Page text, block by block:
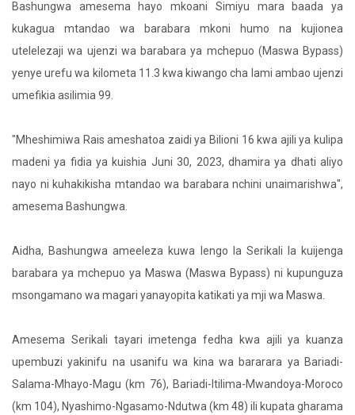
Bashungwa amesema hayo mkoani Simiyu mara baada ya
kukagua mtandao wa barabara mkoni humo na kujionea
utelelezaji wa ujenzi wa barabara ya mchepuo (Maswa Bypass)
yenye urefu wa kilometa 11.3 kwa kiwango cha lami ambao ujenzi
umefikia asilimia 99.
"Mheshimiwa Rais ameshatoa zaidi ya Bilioni 16 kwa ajili ya kulipa
madeni ya fidia ya kuishia Juni 30, 2023, dhamira ya dhati aliyo
nayo ni kuhakikisha mtandao wa barabara nchini unaimarishwa",
amesema Bashungwa.
Aidha, Bashungwa ameeleza kuwa lengo la Serikali la kuijenga
barabara ya mchepuo ya Maswa (Maswa Bypass) ni kupunguza
msongamano wa magari yanayopita katikati ya mji wa Maswa.
Amesema Serikali tayari imetenga fedha kwa ajili ya kuanza
upembuzi yakinifu na usanifu wa kina wa bararara ya Bariadi-
Salama-Mhayo-Magu (km 76), Bariadi-Itilima-Mwandoya-Moroco
(km 104), Nyashimo-Ngasamo-Ndutwa (km 48) ili kupata gharama